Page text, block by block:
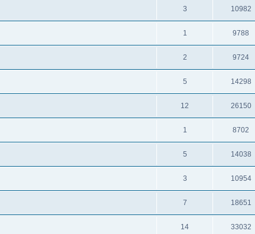
3 10982
1 9788
2 9724
5 14298
12 26150
1 8702
5 14038
3 10954
7 18651
14 33032